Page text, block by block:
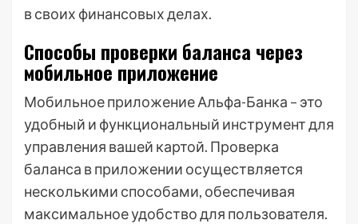
в своих финансовых делах.
Способы проверки баланса через
мобильное приложение
Мобильное приложение Альфа-Банка – это
удобный и функциональный инструмент для
управления вашей картой. Проверка
баланса в приложении осуществляется
несколькими способами, обеспечивая
максимальное удобство для пользователя.